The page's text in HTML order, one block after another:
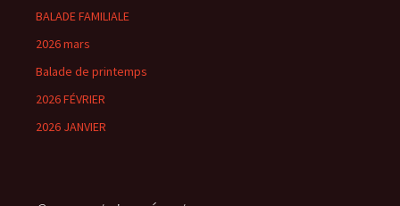
BALADE FAMILIALE
2026 mars
Balade de printemps
2026 FÉVRIER
2026 JANVIER